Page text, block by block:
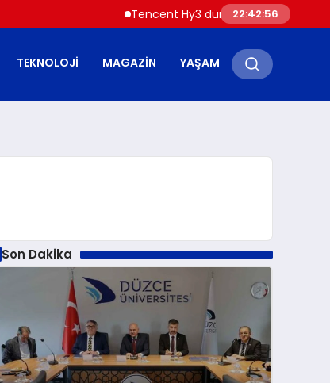
Tencent Hy3 dünya genelinde kullanıma
22:42:57
TEKNOLOJI MAGAZIN YAŞAM
Son Dakika